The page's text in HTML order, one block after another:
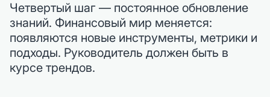
Четвертый шаг — постоянное обновление
знаний. Финансовый мир меняется:
появляются новые инструменты, метрики и
подходы. Руководитель должен быть в
курсе трендов.